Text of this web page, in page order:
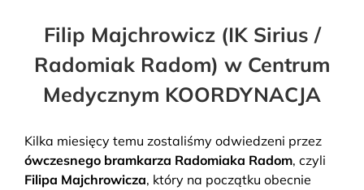
Filip Majchrowicz (IK Sirius /
Radomiak Radom) w Centrum
Medycznym KOORDYNACJA
Kilka miesięcy temu zostaliśmy odwiedzeni przez
ówczesnego bramkarza Radomiaka Radom, czyli
Filipa Majchrowicza, który na początku obecnie